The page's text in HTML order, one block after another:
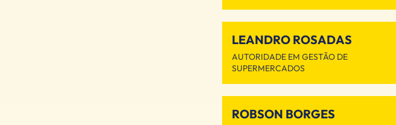
LEANDRO ROSADAS
AUTORIDADE EM GESTÃO DE
SUPERMERCADOS
ROBSON BORGES